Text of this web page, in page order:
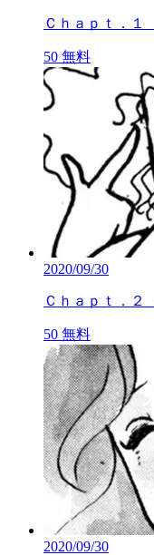
Ｃｈａｐｔ．
50 無料
2020/09/30
Ｃｈａｐｔ．
50 無料
2020/09/30